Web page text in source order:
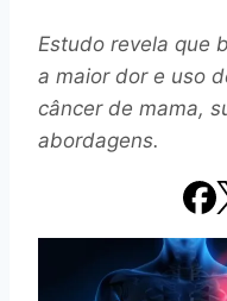
Estudo revela que
a maior dor e uso
câncer de mama,
abordagens.